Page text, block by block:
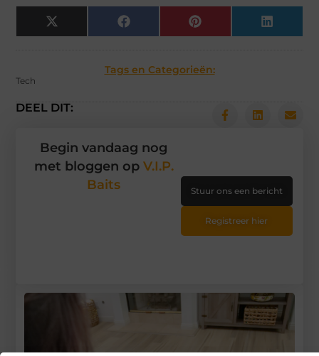
X
(Twitter)
Facebook Pinterest LinkedIn
Tags en Categorieën:
Tech
DEEL DIT:
Begin vandaag nog
met bloggen op V.I.P.
Baits
Stuur ons een bericht
Registreer hier